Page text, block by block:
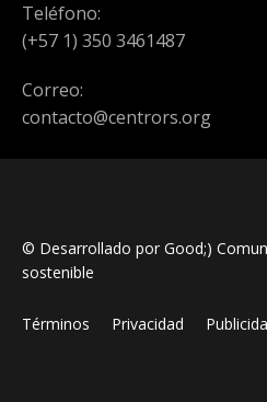
Teléfono:
(+57 1) 350 3461487
Correo:
contacto@centrors.org
© Desarrollado por Good;)
sostenible
Términos Privacidad